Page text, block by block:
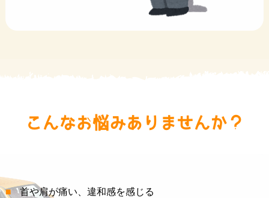
こんなお悩みありませんか？
首や肩が痛い、違和感を感じる